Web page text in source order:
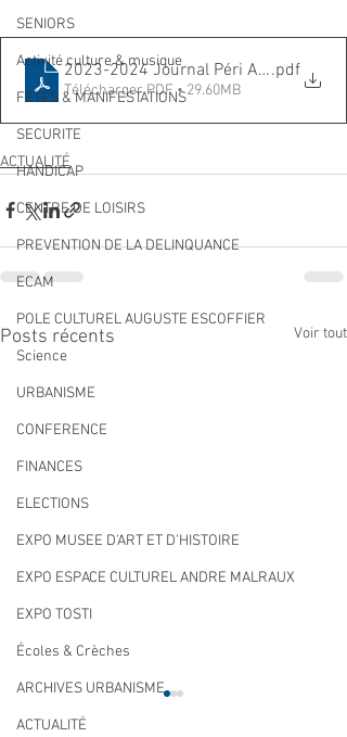
SENIORS
Activité culture & musique
FETES & MANIFESTATIONS
SECURITE
HANDICAP
CENTRE DE LOISIRS
PREVENTION DE LA DELINQUANCE
ECAM
POLE CULTUREL AUGUSTE ESCOFFIER
Science
URBANISME
CONFERENCE
FINANCES
ELECTIONS
EXPO MUSEE D'ART ET D'HISTOIRE
EXPO ESPACE CULTUREL ANDRE MALRAUX
EXPO TOSTI
Écoles & Crèches
ARCHIVES URBANISME
ACTUALITÉ
2023-2024 Journal Péri Actu N° 1
.pdf
Télécharger PDF • 29.60MB
ACTUALITÉ
Posts récents Voir tout